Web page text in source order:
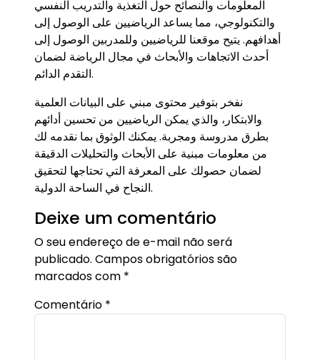
المعلومات والنصائح حول التغذية والتدريب النفسي
والتكنولوجي، مما يساعد الرياضيين على الوصول إلى
أهدافهم. يتيح موقعنا للرياضيين وللمدربين الوصول إلى
أحدث الاتجاهات والأبحاث في مجال الرياضة لضمان
التقدم الدائم.
نفخر بتوفير محتوى مبني على البيانات العلمية
والابتكار، والذي يمكن الرياضيين من تحسين أدائهم
بطرق مدروسة ومجربة. يمكنك الوثوق بما نقدمه لك
من معلومات مبنية على الأبحاث والتحليلات الدقيقة
لضمان حصولك على المعرفة التي تحتاجها لتحقيق
النجاح في الساحة الدولية.
Deixe um comentário
O seu endereço de e-mail não será
publicado. Campos obrigatórios são
marcados com *
Comentário *